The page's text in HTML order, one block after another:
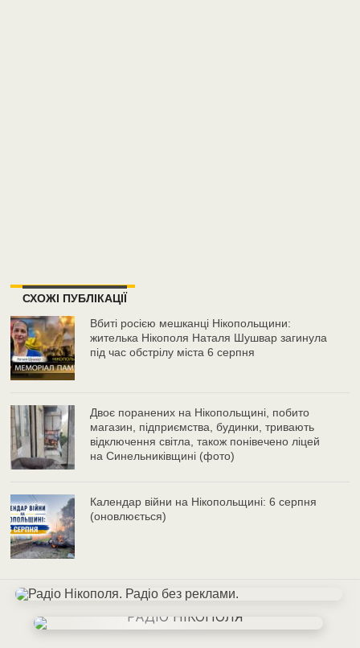
СХОЖІ ПУБЛІКАЦІЇ
Вбиті росією мешканці Нікопольщини:
жителька Нікополя Наталя Шушвар загинула
під час обстрілу міста 6 серпня
Двоє поранених на Нікопольщині, побито
магазин, підприємства, будинки, тривають
відключення світла, також понівечено ліцей
на Синельниківщині (фото)
Календар війни на Нікопольщині: 6 серпня
(оновлюється)